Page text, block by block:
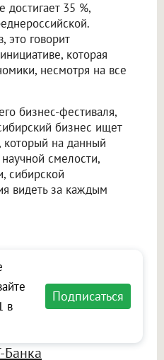
35 %,
это говорит
которая
несмотря на все
бизнес-фестиваля,
бизнес ищет
который на данный
смелости,
сибирской
видеть за каждым
в
Подписаться
Банка